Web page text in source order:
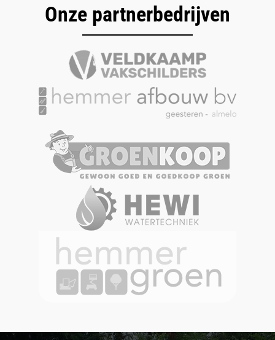
Onze partnerbedrijven